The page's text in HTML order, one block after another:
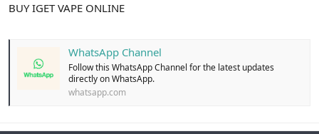
BUY IGET VAPE ONLINE
WhatsApp Channel
Follow this WhatsApp Channel for the latest updates
directly on WhatsApp.
whatsapp.com